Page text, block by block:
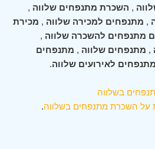
, השכרת מתנפחים שלווה ,
, מתנפחים למכירה שלווה , מכירת
מתנפחים להשכרה שלווה ,
, מתנפחים שלווה , מתנפחים
לאירועים שלווה.
בשלווה
על השכרת מתנפחים בשלווה.